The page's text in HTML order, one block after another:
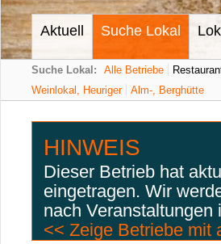
Aktuell Suche Lokal
Suche Lokal: Alle Betriebe
Weinlokal, Heuriger
Alm-, Berghütte
HINWEIS
Dieser Betrieb hat
eingetragen. Wir
nach Veranstaltungen
<< Zeige Betriebe mit